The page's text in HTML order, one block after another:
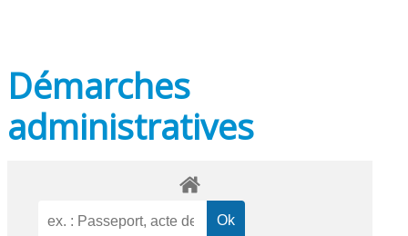
Démarches
administratives